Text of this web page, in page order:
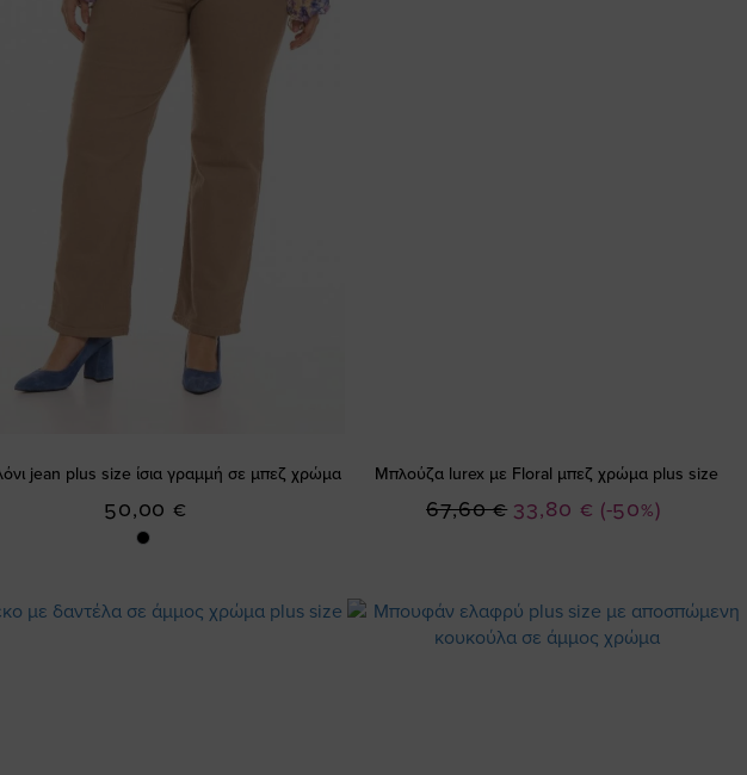
jean plus size ίσια γραμμή σε μπεζ χρώμα
50,00 €
Μπλούζα lurex με Floral μπεζ χρώμα plus size
(-50%)
Ειδική
33,80 €
67,60 €